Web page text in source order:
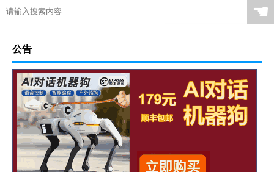
☚
公告